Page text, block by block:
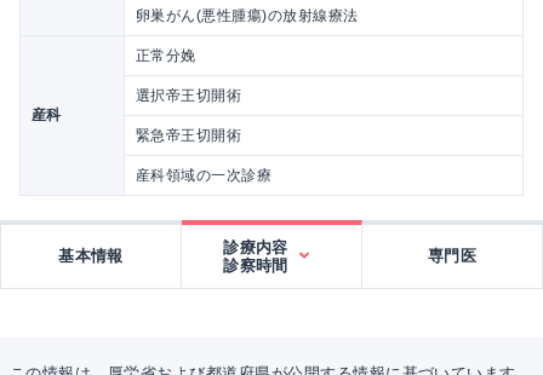
卵巣がん(悪性腫瘍)の放射線療法
産科
正常分娩
選択帝王切開術
緊急帝王切開術
産科領域の一次診療
基本情報
診療内容
診察時間
専門医